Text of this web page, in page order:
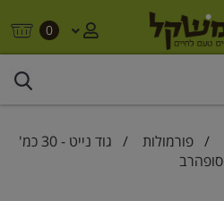
0
/פורמולות
/ גוד נייט - 30 כמ'
סופהרב